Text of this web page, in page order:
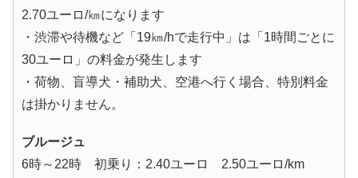
2.70ユーロ/㎞になります
・渋滞や待機など「19㎞/hで走行中」は「1時間ごとに
30ユーロ」の料金が発生します
・荷物、盲導犬・補助犬、空港へ行く場合、特別料金
は掛かりません。
ブルージュ
6時～22時 初乗り：2.40ユーロ 2.50ユーロ/km